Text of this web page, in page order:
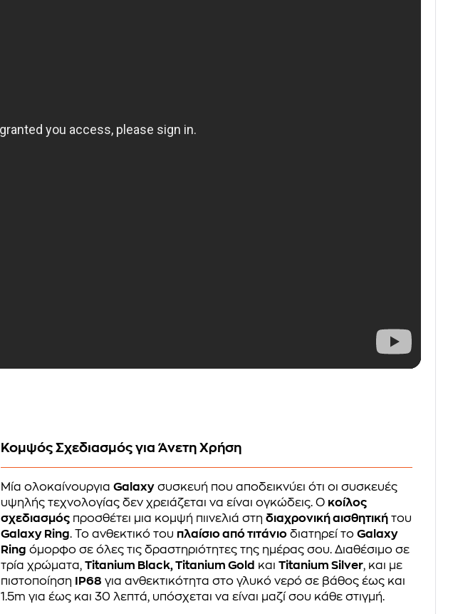
Κομψός Σχεδιασμός για Άνετη Χρήση
Μία ολοκαίνουργιαGalaxy συσκευή που αποδεικνύει ότι οι συσκευές
υψηλής τεχνολογίας δεν χρειάζεται να είναι ογκώδεις. Ο κοίλος
σχεδιασμός προσθέτει μια κομψή πιινελιά στηδιαχρονική αισθητική του
Galaxy Ring. Το ανθεκτικό του πλαίσιο από τιτάνιο διατηρεί τοGalaxy
Ring όμορφο σε όλες τις δραστηριότητες της ημέρας σου. Διαθέσιμο σε
τρία χρώματα,Titanium Black, Titanium Gold καιTitanium Silver, και με
πιστοποίηση
IP68 για ανθεκτικότητα στο γλυκό νερό σε βάθος έως και
1.5m για έως και 30 λεπτά, υπόσχεται να είναι μαζί σου κάθε στιγμή.